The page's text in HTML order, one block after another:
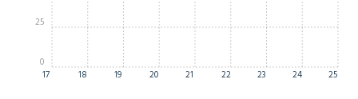
17 18 19 20 21 22 23 24 25
0
25